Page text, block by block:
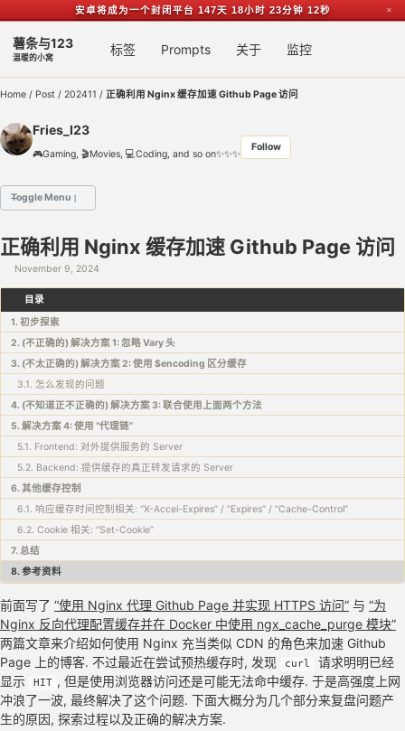
安卓将成为一个封闭平台 147天 18小时 23分钟 11秒 ✕
薯条与123
温暖的小窝
标签 Prompts 关于 监控
Home / Post / 202411 / 正确利用 Nginx 缓存加速 Github Page 访问
Fries_I23
🎮Gaming, 🎬Movies, 💻Coding, and so on✨✨✨
Follow
Toggle Menu
1️⃣ 桌上习惯 / Table Habit - 简单的习惯记录app
2️⃣ RFC4918 中文翻译
3️⃣ Openwrt DDNS Script - 腾讯云 Tencent Cloud (原 DNSPod)
正确利用 Nginx 缓存加速 Github Page 访问
November 9, 2024
目录
1. 初步探索
2. (不正确的) 解决方案 1: 忽略 Vary 头
3. (不太正确的) 解决方案 2: 使用 $encoding 区分缓存
3.1. 怎么发现的问题
4. (不知道正不正确的) 解决方案 3: 联合使用上面两个方法
5. 解决方案 4: 使用 “代理链”
5.1. Frontend: 对外提供服务的 Server
5.2. Backend: 提供缓存的真正转发请求的 Server
6. 其他缓存控制
6.1. 响应缓存时间控制相关: “X-Accel-Expires” / “Expires” / “Cache-Control”
6.2. Cookie 相关: “Set-Cookie”
7. 总结
8. 参考资料
前面写了 “使用 Nginx 代理 Github Page 并实现 HTTPS 访问” 与 “为
Nginx 反向代理配置缓存并在 Docker 中使用 ngx_cache_purge 模块”
两篇文章来介绍如何使用 Nginx 充当类似 CDN 的角色来加速 Github
Page 上的博客. 不过最近在尝试预热缓存时, 发现
curl
请求明明已经
显示
HIT , 但是使用浏览器访问还是可能无法命中缓存. 于是高强度上网
冲浪了一波, 最终解决了这个问题. 下面大概分为几个部分来复盘问题产
生的原因, 探索过程以及正确的解决方案.